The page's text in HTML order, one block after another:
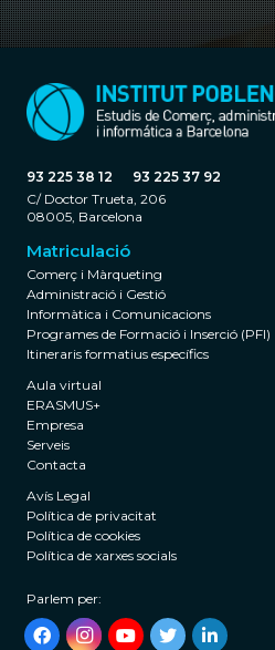
93 225 38 12
93 225 37 92
C/ Doctor Trueta, 206
08005, Barcelona
Matriculació
Comerç i Màrqueting
Administració i Gestió
Informàtica i Comunicacions
Programes de Formació i Inserció (PFI)
Itineraris formatius específics
Aula virtual
ERASMUS+
Empresa
Serveis
Contacta
Avís Legal
Política de privacitat
Política de cookies
Política de xarxes socials